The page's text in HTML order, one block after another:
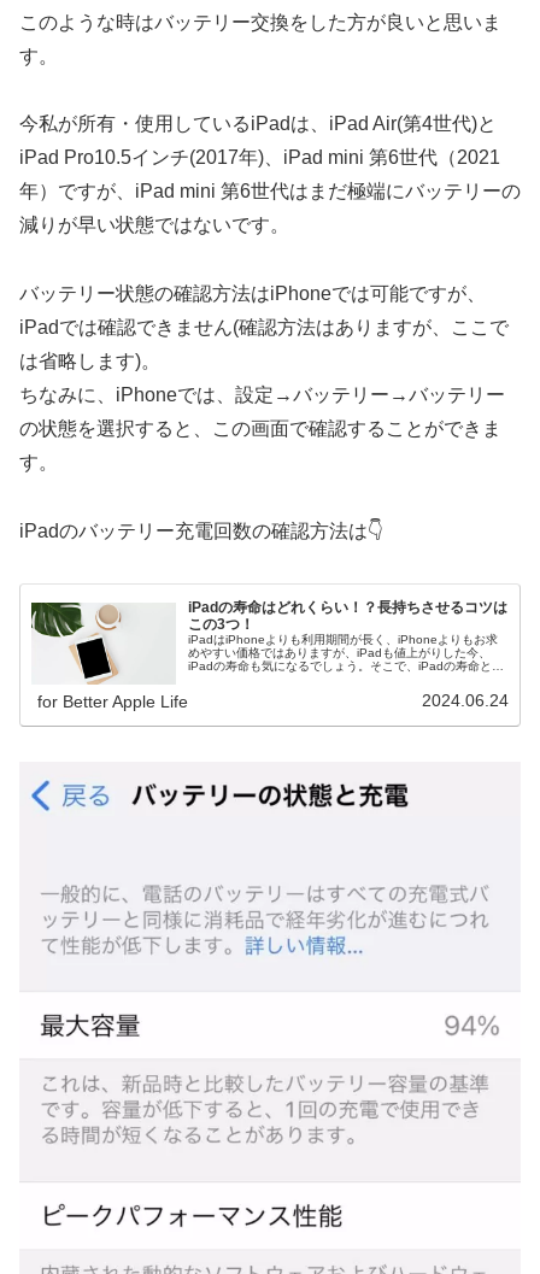
このような時はバッテリー交換をした方が良いと思いま
す。
今私が所有・使用しているiPadは、iPad Air(第4世代)と
iPad Pro10.5インチ(2017年)、iPad mini 第6世代（2021
年）ですが、iPad mini 第6世代はまだ極端にバッテリーの
減りが早い状態ではないです。
バッテリー状態の確認方法はiPhoneでは可能ですが、
iPadでは確認できません(確認方法はありますが、ここで
は省略します)。
ちなみに、iPhoneでは、設定→バッテリー→バッテリー
の状態を選択すると、この画面で確認することができま
す。
iPadのバッテリー充電回数の確認方法は👇
iPadの寿命はどれくらい！？長持ちさせるコツは
この3つ！
iPadはiPhoneよりも利用期間が長く、iPhoneよりもお求
めやすい価格ではありますが、iPadも値上がりした今、
iPadの寿命も気になるでしょう。そこで、iPadの寿命と長
for Better Apple Life 2024.06.24